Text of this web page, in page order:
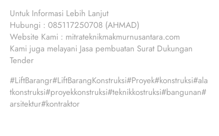
Untuk Informasi Lebih Lanjut
Hubungi : 085117250708 (AHMAD)
Website Kami : mitrateknikmakmurnusantara.com
Kami juga melayani Jasa pembuatan Surat Dukungan
Tender
#LiftBarangr#LiftBarangKonstruksi#Proyek#konstruksi#ala
tkonstruksi#proyekkonstruksi#teknikkostruksi#bangunan#
arsitektur#kontraktor